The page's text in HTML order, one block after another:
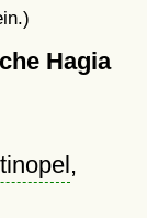
Hagia
,